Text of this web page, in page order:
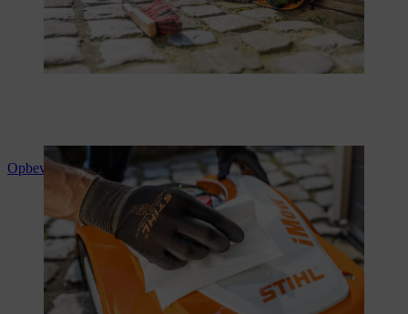
Opbevaring af plæneklipperen for vinteren